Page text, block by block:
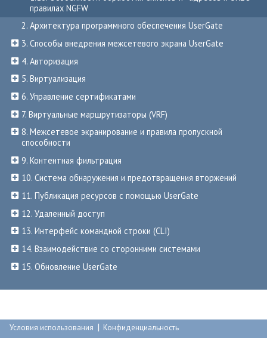
правилах NGFW
2. Архитектура программного обеспечения UserGate
3. Способы внедрения межсетевого экрана UserGate
4. Авторизация
5. Виртуализация
6. Управление сертификатами
7. Виртуальные маршрутизаторы (VRF)
8. Межсетевое экранирование и правила пропускной
способности
9. Контентная фильтрация
10. Система обнаружения и предотвращения вторжений
11. Публикация ресурсов с помощью UserGate
12. Удаленный доступ
13. Интерфейс командной строки (CLI)
14. Взаимодействие со сторонними системами
15. Обновление UserGate
Условия использования | Конфиденциальность